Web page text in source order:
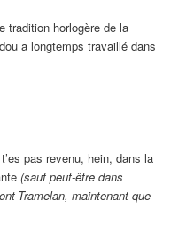
tradition horlogère de la
a longtemps travaillé dans
pas revenu, hein, dans la
(sauf peut-être dans
Tramelan, maintenant que